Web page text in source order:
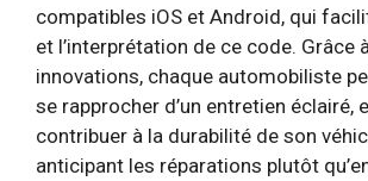
compatibles iOS et Android, qui
et l’interprétation de ce code. Grâce
innovations, chaque automobiliste
se rapprocher d’un entretien éclairé,
contribuer à la durabilité de son
anticipant les réparations plutôt